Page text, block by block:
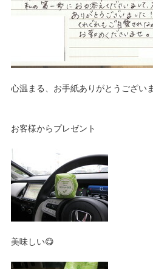
心温まる、お手紙ありがとうござい
お客様からプレゼント
美味しい😋